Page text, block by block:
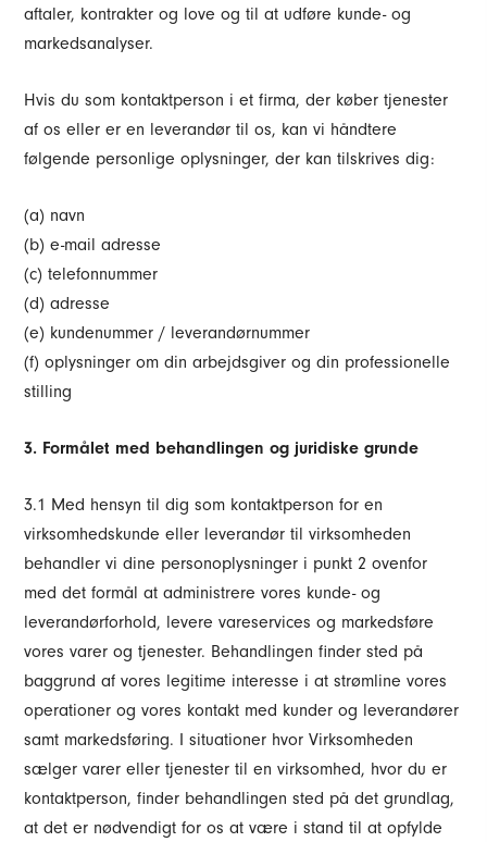
aftaler, kontrakter og love og til at udføre kunde- og
markedsanalyser.
Hvis du som kontaktperson i et firma, der køber tjenester
af os eller er en leverandør til os, kan vi håndtere
følgende personlige oplysninger, der kan tilskrives dig:
(a) navn
(b) e-mail adresse
(c) telefonnummer
(d) adresse
(e) kundenummer / leverandørnummer
(f) oplysninger om din arbejdsgiver og din professionelle
stilling
3. Formålet med behandlingen og juridiske grunde
3.1 Med hensyn til dig som kontaktperson for en
virksomhedskunde eller leverandør til virksomheden
behandler vi dine personoplysninger i punkt 2 ovenfor
med det formål at administrere vores kunde- og
leverandørforhold, levere vareservices og markedsføre
vores varer og tjenester. Behandlingen finder sted på
baggrund af vores legitime interesse i at strømline vores
operationer og vores kontakt med kunder og leverandører
samt markedsføring. I situationer hvor Virksomheden
sælger varer eller tjenester til en virksomhed, hvor du er
kontaktperson, finder behandlingen sted på det grundlag,
at det er nødvendigt for os at være i stand til at opfylde